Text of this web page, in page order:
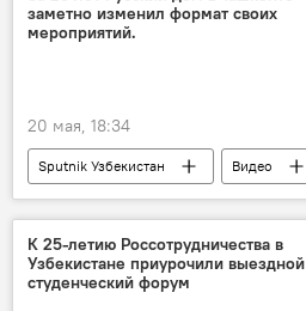
заметно изменил формат своих
мероприятий.
20 мая, 18:34
Sputnik Узбекистан Видео
К 25-летию Россотрудничества в
Узбекистане приурочили выездной
студенческий форум